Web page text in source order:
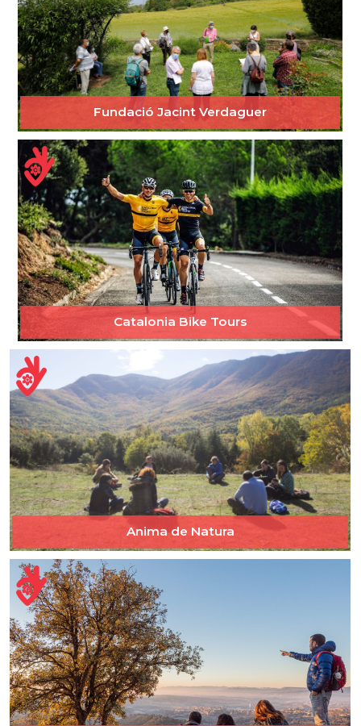
Fundació Jacint Verdaguer
Catalonia Bike Tours
Anima de Natura